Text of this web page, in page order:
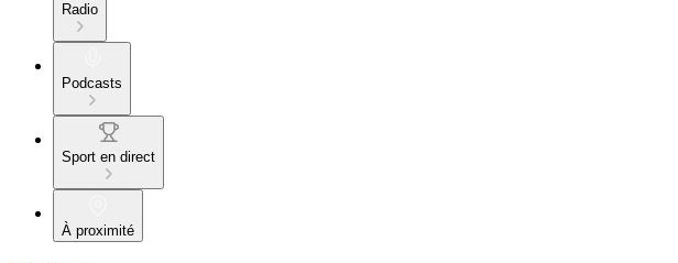
Radio
Podcasts
Sport en direct
À proximité